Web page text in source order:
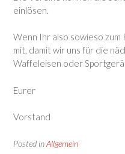
einlösen.
Wenn Ihr also sowieso
mit, damit wir uns für die
Waffeleisen oder
Eurer
Vorstand
Posted inAllgemein